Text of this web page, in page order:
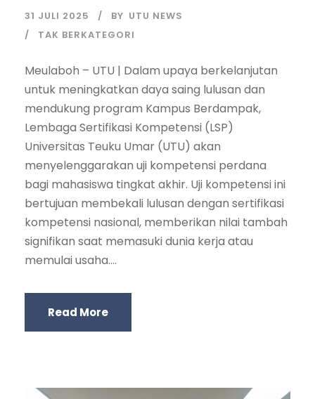
31 JULI 2025 BY UTU NEWS
TAK BERKATEGORI
Meulaboh – UTU | Dalam upaya berkelanjutan
untuk meningkatkan daya saing lulusan dan
mendukung program Kampus Berdampak,
Lembaga Sertifikasi Kompetensi (LSP)
Universitas Teuku Umar (UTU) akan
menyelenggarakan uji kompetensi perdana
bagi mahasiswa tingkat akhir. Uji kompetensi ini
bertujuan membekali lulusan dengan sertifikasi
kompetensi nasional, memberikan nilai tambah
signifikan saat memasuki dunia kerja atau
memulai usaha....
Read More